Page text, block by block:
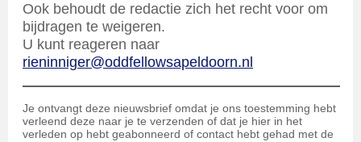
Ook behoudt de redactie zich het recht voor om
bijdragen te weigeren.
U kunt reageren naar
rieninniger@oddfellowsapeldoorn.nl
Je ontvangt deze nieuwsbrief omdat je ons toestemming hebt
verleend deze naar je te verzenden of dat je hier in het
verleden op hebt geabonneerd of contact hebt gehad met de